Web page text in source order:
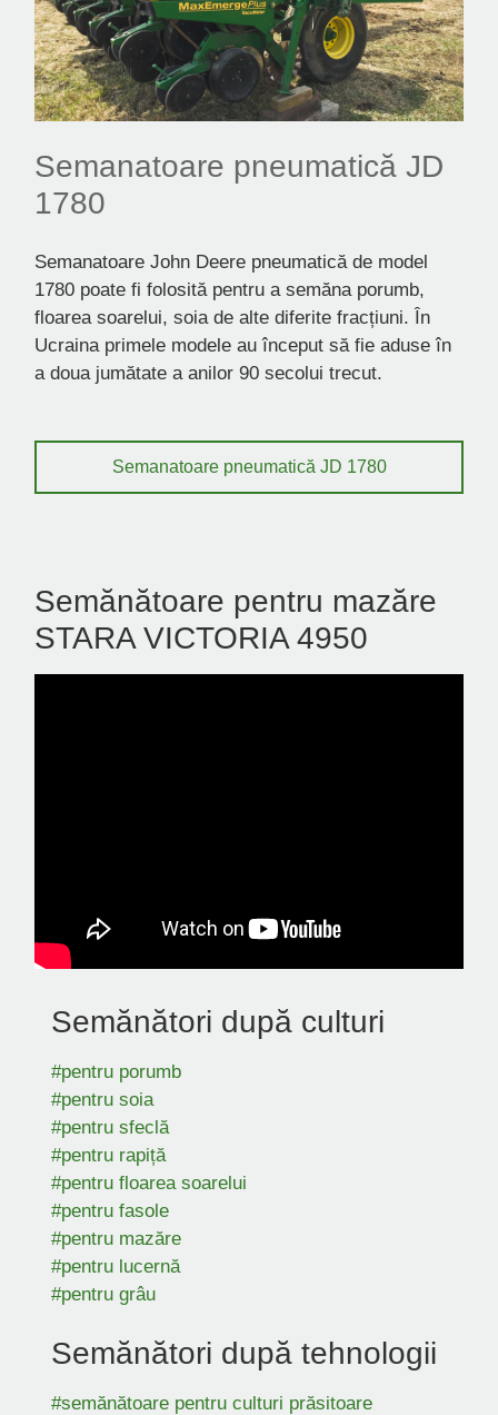
Semanatoare pneumatică JD
1780
Semanatoare John Deere pneumatică de model
1780 poate fi folosită pentru a semăna porumb,
floarea soarelui, soia de alte diferite fracțiuni. În
Ucraina primele modele au început să fie aduse în
a doua jumătate a anilor 90 secolui trecut.
Semanatoare pneumatică JD 1780
Semănătoare pentru mazăre
STARA VICTORIA 4950
Semănători după culturi
#pentru porumb
#pentru soia
#pentru sfeclă
#pentru rapiță
#pentru floarea soarelui
#pentru fasole
#pentru mazăre
#pentru lucernă
#pentru grâu
Semănători după tehnologii
#semănătoare pentru culturi prăsitoare